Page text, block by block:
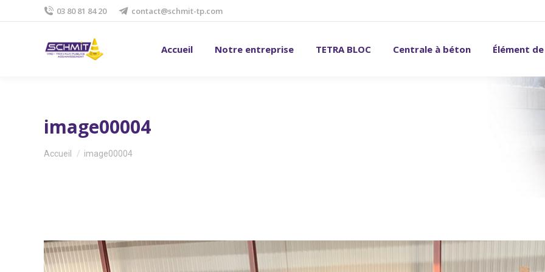
03 80 81 84 20 contact@schmit-tp.com
Accueil Notre entreprise TETRA BLOC Centrale à béton Élément
image00004
Vous êtes ici :
Accueil image00004